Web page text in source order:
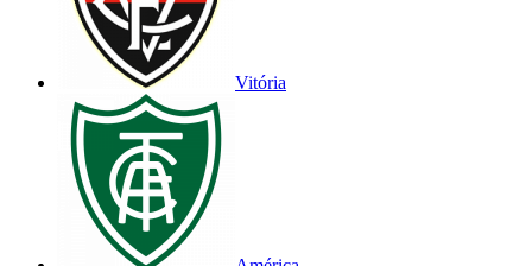
Vitória